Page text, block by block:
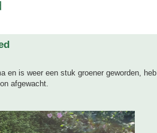
en is weer een stuk groener geworden, heb
afgewacht.